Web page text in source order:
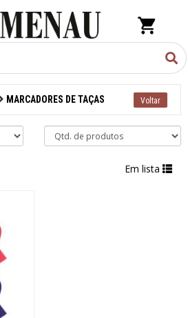
MARCADORES DE TAÇAS
Em lista